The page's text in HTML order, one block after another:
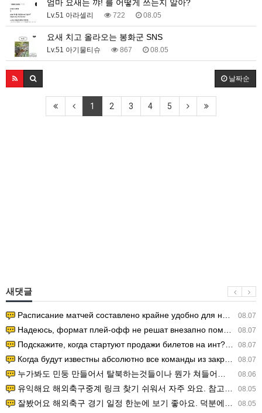
엄마 요새는 꺄! 를 어떻게 쓰는지 알아?
Lv.51 아라셀리 722 08.05
요새 치고 올라오는 봉화군 SNS
Lv.51 아기물티슈 867 08.05
날짜순
1 2 3 4 5
새댓글
08.07
Расписание матчей составлено крайне удобно для нашего часово…
08.07
Надеюсь, формат плей-офф не решат внезапно поменять. https:/…
08.07
Подскажите, когда стартуют продажи билетов на инт? https://g…
08.07
Когда будут известны абсолютно все команды из закрытых квали…
08.06
누가봐도 민둥 만들어서 탈북하는것들이나 뭔가 쳐들어오는 낌새를 미리 알아차리기 위함이지 저걸 전쟁준비라고 하…
08.05
유익해요 해외축구중계 링크 찾기 쉬워서 자주 와요. 참고로 무료스포츠중계 정보 확인할 때 출처 꼭 체크해요.…
08.05
잘봤어요 해외축구 경기 일정 한눈에 보기 좋아요. 덕분에 epl중계 볼 때 공식 중계 채널 먼저 찾아봐요. …